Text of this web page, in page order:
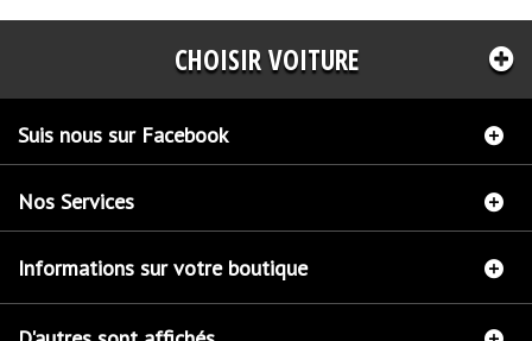
CHOISIR VOITURE
Suis nous sur Facebook
Nos Services
Informations sur votre boutique